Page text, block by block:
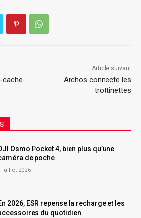
cache
Article suivant
Archos connecte les
trottinettes
Osmo Pocket 4, bien plus qu’une
de poche
juillet 2026
2026, ESR repense la recharge et les
du quotidien